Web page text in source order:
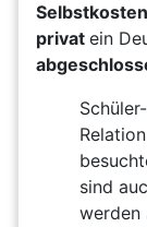
privat ein
sind
werden